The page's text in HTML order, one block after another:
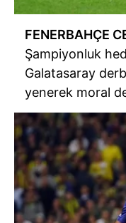
FENERBAHÇE
Şampiyonluk
Galatasaray
yenerek moral